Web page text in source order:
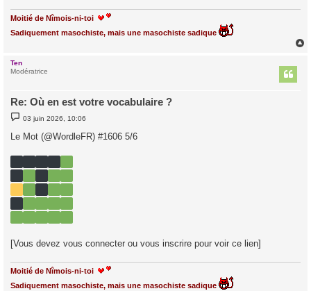
Moitié de Nîmois-ni-toi
Sadiquement masochiste, mais une masochiste sadique
Ten
Modératrice
Re: Où en est votre vocabulaire ?
M
e
s
s
g
03 juin 2026, 10:06
Le Mot (@WordleFR) #1606 5/6
[Vous devez vous connecter ou vous inscrire pour voir ce lien]
Moitié de Nîmois-ni-toi
Sadiquement masochiste, mais une masochiste sadique